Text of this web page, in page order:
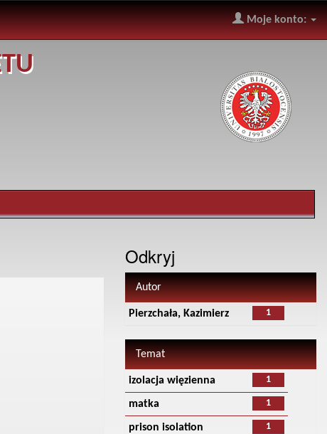
Moje konto:
Odkryj
Autor
1
Pierzchała, Kazimierz
Temat
1
izolacja więzienna
1
matka
1
prison isolation